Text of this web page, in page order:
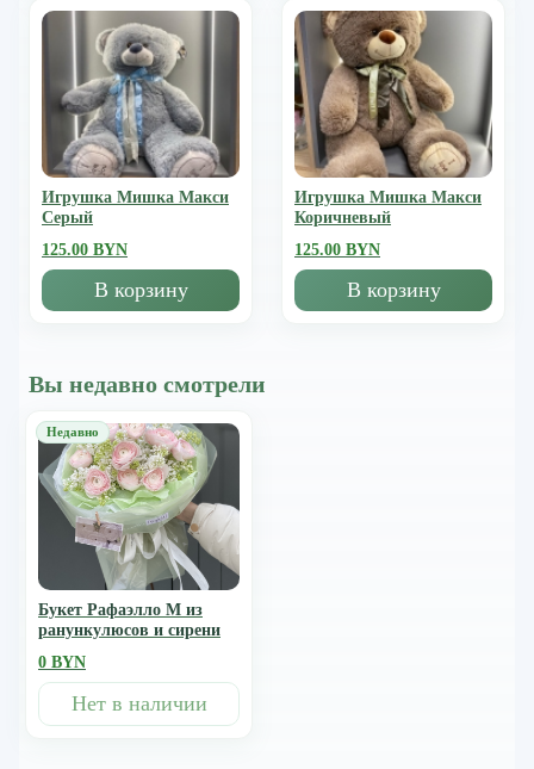
Игрушка Мишка Mакси
Серый
125.00 BYN
В корзину
Игрушка Мишка Mакси
Коричневый
125.00 BYN
В корзину
Вы недавно смотрели
Букет Рафаэлло M из
ранункулюсов и сирени
0 BYN
Нет в наличии